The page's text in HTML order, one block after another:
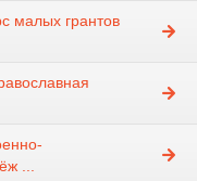
малых грантов
...